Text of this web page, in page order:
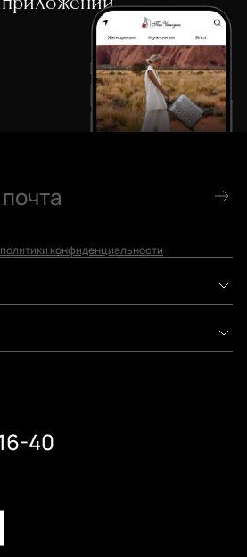
40
конфиденциальности